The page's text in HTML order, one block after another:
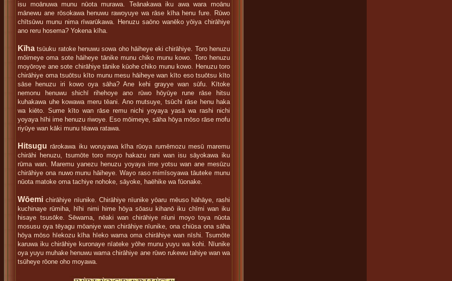
isu moānuwa munu nūota murawa. Teānakawa iku awa wara moānu
mānewu ane rōsokawa henuwu rawoyuye wa rāse kīha henu fure. Rūwo
chītsūwu munu nima rīwarūkawa. Henuzu saōno wanēko yōiya chirāhiye
ano reru hosema? Yokena kīha.
Kīha tsūuku ratoke henuwu sowa oho hāiheye eki chirāhiye. Toro henuzu
mōimeye oma sote hāiheye tānike munu chiko munu kowo. Toro henuzu
moyōroye ane sote chirāhiye tānike kūohe chiko munu kowo. Henuzu toro
chirāhiye oma tsuōtsu kīto munu mesu hāiheye wan kīto eso tsuōtsu kīto
sāse henuzu iri kowo oya sāha? Ane kehi grayye wan sūfu. Kītoke
nemonu henuwu shichī rihehoye ano rūwo hōyūye rune rāse hitsu
kuhakawa uhe kowawa meru tēani. Ano mutsuye, tsūchi rāse henu haka
wa kiēto. Sume kīto wan rāse remu nichi yoyaya yasā wa rashi nichi
yoyaya hīhi ime henuzu riwoye. Eso mōimeye, sāha hōya mōso rāse mofu
riyūye wan kāki munu tēawa ratawa.
Hitsugu rārokawa iku woruyawa kīha rūoya rumēmozu mesū maremu
chirāhi henuzu, tsumōte toro moyo hakazu rani wan isu sāyokawa iku
rūma wan. Maremu yanezu henuzu yoyaya ime yotsu wan ane mesūzu
chirāhiye ona nuwo munu hāiheye. Wayo raso mimīsoyawa tāuteke munu
nūota matoke oma tachiye nohoke, sāyoke, haēhike wa fūonake.
Wōemi chirāhiye nīunike. Chirāhiye nīunike yōaru mēuso hāhāye, rashi
kuchinaye rūmiha, hīhi nimi hime hōya sōasu kihanō iku chīmi wan iku
hisaye tsusōke. Sēwama, nēaki wan chirāhiye nīuni moyo toya nūota
mosusu oya tēyagu mōaniye wan chirāhiye nīunike, ona chiūsa ona sāha
hōya mōso hīekozu kīha hīeko wama oma chirāhiye wan nīshi. Tsumōte
karuwa iku chirāhiye kuronaye nīateke yōhe munu yuyu wa kohi. Nīunike
oya yuyu muhake henuwu wama chirāhiye ane rūwo rukewu tahiye wan wa
tsūheye rōone oho moyawa.